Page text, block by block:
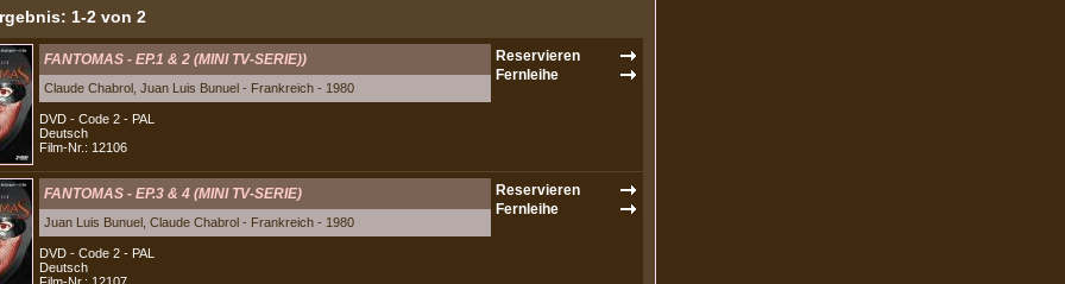
1-2 von 2
FANTOMAS - EP.1 & 2 (MINI TV-SERIE))
Claude Chabrol, Juan Luis Bunuel - Frankreich - 1980
DVD - Code 2 - PAL
Deutsch
Film-Nr.: 12106
FANTOMAS - EP.3 & 4 (MINI TV-SERIE)
Juan Luis Bunuel, Claude Chabrol - Frankreich - 1980
DVD - Code 2 - PAL
Deutsch